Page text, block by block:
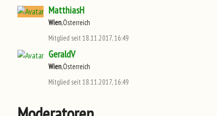
MatthiasH
Wien,Österreich
Mitglied seit 18.11.2017, 16:49
GeraldV
Wien,Österreich
Mitglied seit 18.11.2017, 16:49